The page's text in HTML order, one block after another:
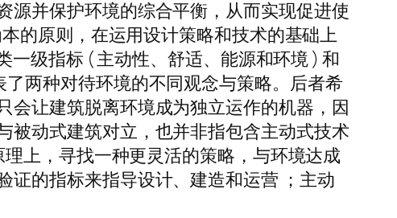
源并保护环境的综合平衡，从而实现促进使
的原则，在运用设计策略和技术的基础上
级指标 ( 主动性、舒适、能源和环境 ) 和
两种对待环境的不同观念与策略。后者希
会让建筑脱离环境成为独立运作的机器，因
被动式建筑对立，也并非指包含主动式技术
上，寻找一种更灵活的策略，与环境达成
证的指标来指导设计、建造和运营 ；主动